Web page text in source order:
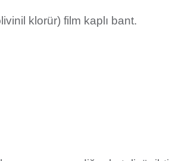
klorür) film kaplı bant.